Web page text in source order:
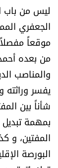
تحت
آراء
اقتصاد
العالم
الصحافة
ثقافة
ليس من باب
الجعفري
موقعاً
من بعده
والمناصب
يفسر وراثته
شأناً بين
بمهمة
المفتين، و
البورصة